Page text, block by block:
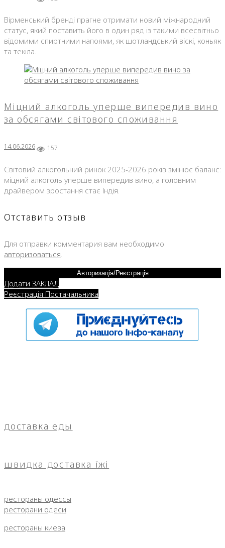
Вірменський бренді прагне отримати новий міжнародний
статус, який поставить його в один ряд із такими всесвітньо
відомими спиртними напоями, як шотландський віскі, коньяк
та текіла.
Міцний алкоголь уперше випередив вино
за обсягами світового споживання
14.06.2026 157
Світовий алкогольний ринок 2025-2026 років змінює баланс:
міцний алкоголь уперше випередив вино, а головним
драйвером зростання стає Індія.
Отставить отзыв
Для отправки комментария вам необходимо
авторизоваться
Авторизація/Реєстрація
Додати ЗАКЛАД
Реєстрація Постачальника
доставка еды
швидка доставка їжі
рестораны одессы
ресторани одеси
рестораны киева